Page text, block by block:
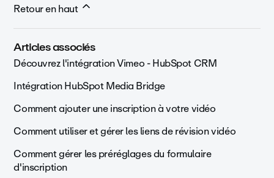
Retour en haut
Articles associés
Découvrez l'intégration Vimeo - HubSpot CRM
Intégration HubSpot Media Bridge
Comment ajouter une inscription à votre vidéo
Comment utiliser et gérer les liens de révision vidéo
Comment gérer les préréglages du formulaire
d'inscription